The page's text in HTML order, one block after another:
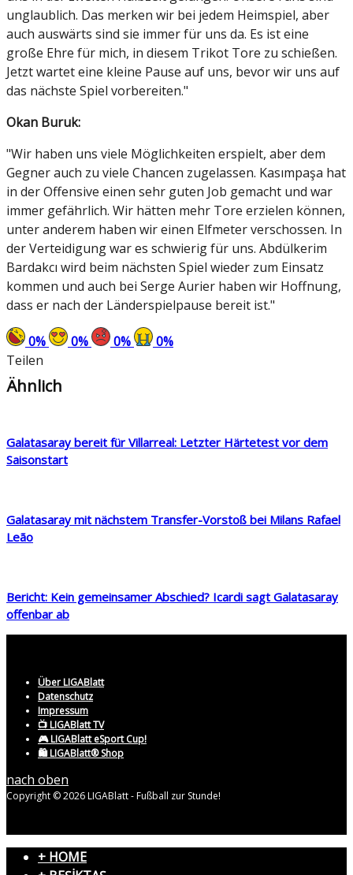
unglaublich. Das merken wir bei jedem Heimspiel, aber
auch auswärts sind sie immer für uns da. Es ist eine
große Ehre für mich, in diesem Trikot Tore zu schießen.
Jetzt wartet eine kleine Pause auf uns, bevor wir uns auf
das nächste Spiel vorbereiten."
Okan Buruk:
"Wir haben uns viele Möglichkeiten erspielt, aber dem
Gegner auch zu viele Chancen zugelassen. Kasımpaşa hat
in der Offensive einen sehr guten Job gemacht und war
immer gefährlich. Wir hätten mehr Tore erzielen können,
unter anderem haben wir einen Elfmeter verschossen. In
der Verteidigung war es schwierig für uns. Abdülkerim
Bardakcı wird beim nächsten Spiel wieder zum Einsatz
kommen und auch bei Serge Aurier haben wir Hoffnung,
dass er nach der Länderspielpause bereit ist."
0% 0% 0% 0%
Teilen
Ähnlich
Galatasaray bereit für Villarreal: Letzter Härtetest vor dem
Saisonstart
Galatasaray mit nächstem Transfer-Vorstoß bei Milans Rafael
Leão
Bericht: Kein gemeinsamer Abschied? Icardi sagt Galatasaray
offenbar ab
Über LIGABlatt
Datenschutz
Impressum
📺 LIGABlatt TV
🎮 LIGABlatt eSport Cup!
🛍️ LIGABlatt® Shop
nach oben
Copyright © 2026 LIGABlatt - Fußball zur Stunde!
+ HOME